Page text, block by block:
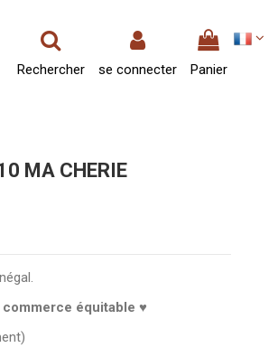
Rechercher se connecter Panier
MA CHERIE
équitable ♥